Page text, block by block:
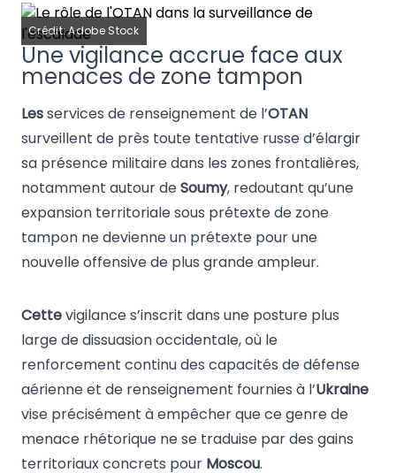
Crédit: Adobe Stock
Une vigilance accrue face aux
menaces de zone tampon
Lesservices de renseignement de l’OTAN
surveillent de près toute tentative russe d’élargir
sa présence militaire dans les zones frontalières,
notamment autour deSoumy, redoutant qu’une
expansion territoriale sous prétexte de zone
tampon ne devienne un prétexte pour une
nouvelle offensive de plus grande ampleur.
Cettevigilance s’inscrit dans une posture plus
large de dissuasion occidentale, où le
renforcement continu des capacités de défense
aérienne et de renseignement fournies à l’Ukraine
vise précisément à empêcher que ce genre de
menace rhétorique ne se traduise par des gains
territoriaux concrets pour Moscou.